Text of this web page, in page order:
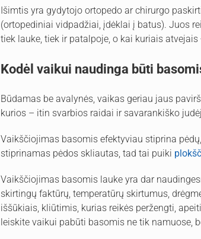
Išimtis yra gydytojo ortopedo ar chirurgo
(ortopediniai vidpadžiai, įdėklai į batus). Juos
tiek lauke, tiek ir patalpoje, o kai kuriais atvejais
Kodėl vaikui naudinga būti
Būdamas be avalynės, vaikas geriau jaus
kurios – itin svarbios raidai ir savarankiško
Vaikščiojimas basomis efektyviau stiprina
stiprinamas pėdos skliautas, tad tai puiki
Vaikščiojimas basomis lauke yra dar
skirtingų faktūrų, temperatūrų skirtumus,
iššūkiais, kliūtimis, kurias reikės peržengti,
leiskite vaikui pabūti basomis ne tik namuose,